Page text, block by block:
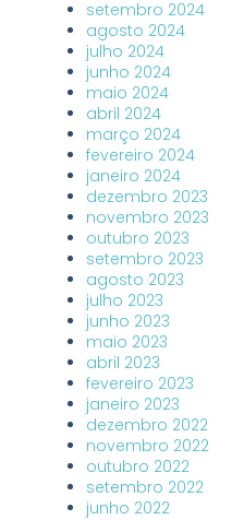
setembro 2024
agosto 2024
julho 2024
junho 2024
maio 2024
abril 2024
março 2024
fevereiro 2024
janeiro 2024
dezembro 2023
novembro 2023
outubro 2023
setembro 2023
agosto 2023
julho 2023
junho 2023
maio 2023
abril 2023
fevereiro 2023
janeiro 2023
dezembro 2022
novembro 2022
outubro 2022
setembro 2022
junho 2022